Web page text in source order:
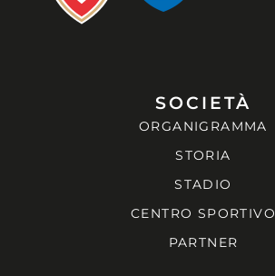
SOCIETÀ
ORGANIGRAMMA
STORIA
STADIO
CENTRO SPORTIVO
PARTNER